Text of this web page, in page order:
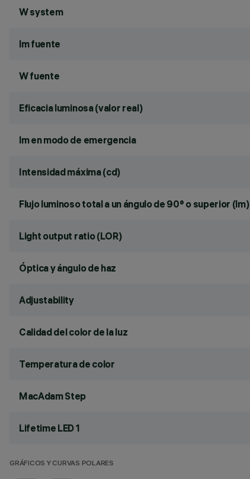
W system
lm fuente
W fuente
Eficacia luminosa (valor real)
lm en modo de emergencia
Intensidad máxima (cd)
Flujo luminoso total a un ángulo de 90° o superior (lm)
Light output ratio (LOR)
Óptica y ángulo de haz
Adjustability
Calidad del color de la luz
Temperatura de color
MacAdam Step
Lifetime LED 1
GRÁFICOS Y CURVAS POLARES